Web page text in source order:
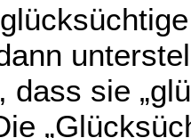
dass sie